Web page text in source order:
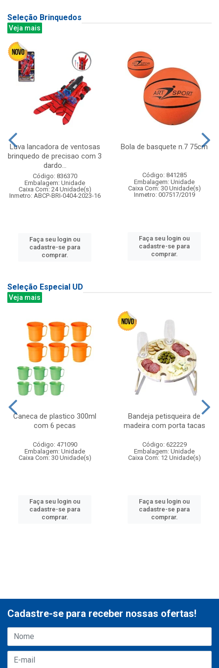
Seleção Brinquedos
Veja mais
Luva lancadora de ventosas
brinquedo de precisao com 3
dardo...
Código: 836370
Embalagem: Unidade
Caixa Com: 24 Unidade(s)
Inmetro: ABCP-BRI-0404-2023-16
Faça seu login ou
cadastre-se para
comprar.
Bola de basquete n.7 75cm
Código: 841285
Embalagem: Unidade
Caixa Com: 30 Unidade(s)
Inmetro: 007517/2019
Faça seu login ou
cadastre-se para
comprar.
Seleção Especial UD
Veja mais
Caneca de plastico 300ml
com 6 pecas
Código: 471090
Embalagem: Unidade
Caixa Com: 30 Unidade(s)
Faça seu login ou
cadastre-se para
comprar.
Bandeja petisqueira de
madeira com porta tacas
Código: 622229
Embalagem: Unidade
Caixa Com: 12 Unidade(s)
Faça seu login ou
cadastre-se para
comprar.
Cadastre-se para receber nossas ofertas!